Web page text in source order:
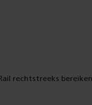
rechtstreeks